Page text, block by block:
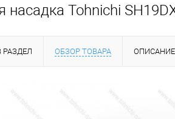
насадка Tohnichi
РАЗДЕЛ ОБЗОР ТОВАРА ОПИСАНИЕ